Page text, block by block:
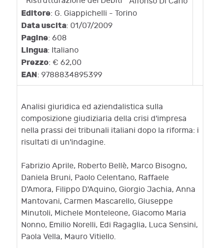
Editore: G. Giappichelli - Torino
Data uscita: 01/07/2009
Pagine: 608
Lingua: Italiano
Prezzo: € 62,00
EAN: 9788834895399
Analisi giuridica ed aziendalistica sulla
composizione giudiziaria della crisi d'impresa
nella prassi dei tribunali italiani dopo la riforma: i
risultati di un'indagine.
Fabrizio Aprile, Roberto Bellè, Marco Bisogno,
Daniela Bruni, Paolo Celentano, Raffaele
D'Amora, Filippo D'Aquino, Giorgio Jachia, Anna
Mantovani, Carmen Mascarello, Giuseppe
Minutoli, Michele Monteleone, Giacomo Maria
Nonno, Emilio Norelli, Edi Ragaglia, Luca Sensini,
Paola Vella, Mauro Vitiello.